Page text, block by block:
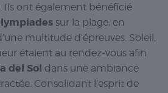
Ils ont également bénéficié
sur la plage, en
multitude d’épreuves. Soleil,
étaient au rendez-vous afin
del Sol dans une ambiance
Consolidant l’esprit de